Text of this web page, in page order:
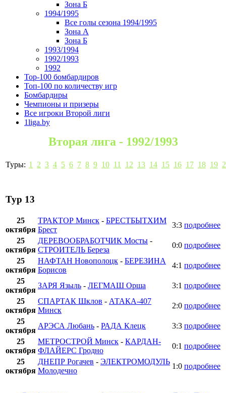
Зона Б
1994/1995
Все голы сезона 1994/1995
Зона А
Зона Б
1993/1994
1992/1993
1992
Top-100 бомбардиров
Топ-100 по количеству игр
Бомбардиры
Чемпионы и призеры
Все игроки Второй лиги
1liga.by
Вторая лига - 1992/1993
Туры: 1 2 3 4 5 6 7 8 9 10 11 12 13 14 15 16 17 18 19
Тур 13
25
октября
ТРАКТОР Минск - БРЕСТБЫТХИМ
Брест
3:3 подробнее
25
октября
ДЕРЕВООБРАБОТЧИК Мосты -
СТРОИТЕЛЬ Береза
0:0 подробнее
25
октября
НАФТАН Новополоцк - БЕРЕЗИНА
Борисов
4:1 подробнее
25
октября
ЗАРЯ Языль - ЛЕГМАШ Орша 3:1 подробнее
25
октября
СПАРТАК Шклов - АТАКА-407
Минск
2:0 подробнее
25
октября
АРЭСА Любань - РАДА Клецк 3:3 подробнее
25
октября
МЕТРОСТРОЙ Минск - КАРДАН-
ФЛАЙЕРС Гродно
0:1 подробнее
25
октября
ДНЕПР Рогачев - ЭЛЕКТРОМОДУЛЬ
Молодечно
1:0 подробнее